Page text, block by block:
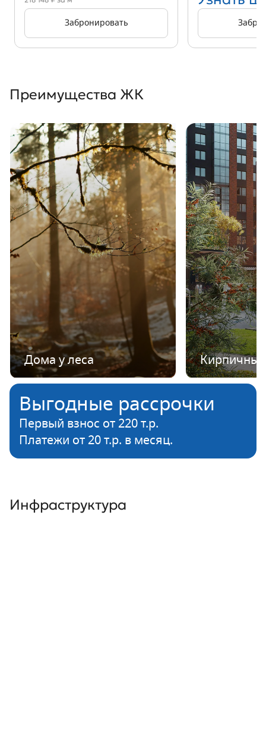
Забронировать
Преимущества ЖК
Дома у леса
Выгодные рассрочки
Первый взнос от 220 т.р.
Платежи от 20 т.р. в месяц.
Инфраструктура